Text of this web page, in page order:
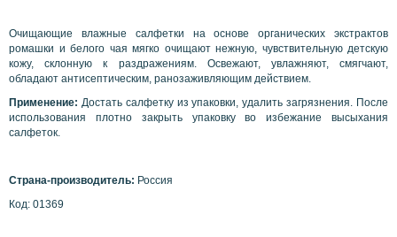
Очищающие влажные салфетки на основе органических экстрактов
ромашки и белого чая мягко очищают нежную, чувствительную детскую
кожу, склонную к раздражениям. Освежают, увлажняют, смягчают,
обладают антисептическим, ранозаживляющим действием.
Применение: Достать салфетку из упаковки, удалить загрязнения. После
использования плотно закрыть упаковку во избежание высыхания
салфеток.
Страна-производитель: Россия
Код: 01369